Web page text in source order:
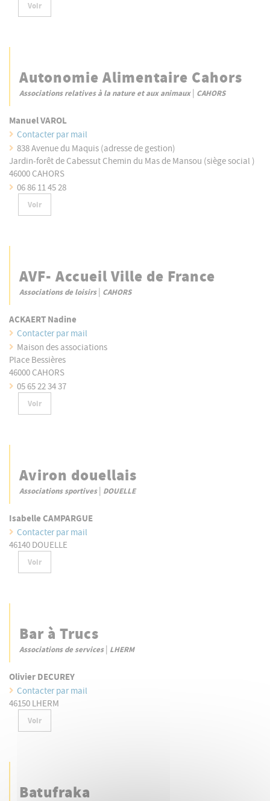
Voir
Autonomie Alimentaire Cahors
Associations relatives à la nature et aux animaux| CAHORS
Manuel VAROL
Contacter par mail
838 Avenue du Maquis (adresse de gestion)
Jardin-forêt de Cabessut Chemin du Mas de Mansou (siège social )
46000 CAHORS
06 86 11 45 28
Voir
AVF- Accueil Ville de France
Associations de loisirs| CAHORS
ACKAERT Nadine
Contacter par mail
Maison des associations
Place Bessières
46000 CAHORS
05 65 22 34 37
Voir
Aviron douellais
Associations sportives| DOUELLE
Isabelle CAMPARGUE
Contacter par mail
46140 DOUELLE
Voir
Bar à Trucs
Associations de services| LHERM
Olivier DECUREY
Contacter par mail
46150 LHERM
Voir
Batufraka